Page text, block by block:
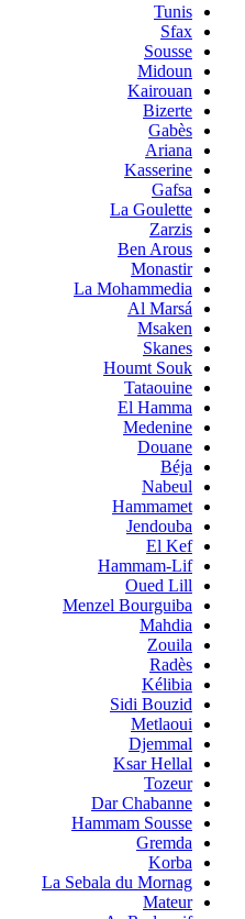
Tunis
Sfax
Sousse
Midoun
Kairouan
Bizerte
Gabès
Ariana
Kasserine
Gafsa
La Goulette
Zarzis
Ben Arous
Monastir
La Mohammedia
Al Marsá
Msaken
Skanes
Houmt Souk
Tataouine
El Hamma
Medenine
Douane
Béja
Nabeul
Hammamet
Jendouba
El Kef
Hammam-Lif
Oued Lill
Menzel Bourguiba
Mahdia
Zouila
Radès
Kélibia
Sidi Bouzid
Metlaoui
Djemmal
Ksar Hellal
Tozeur
Dar Chabanne
Hammam Sousse
Gremda
Korba
La Sebala du Mornag
Mateur